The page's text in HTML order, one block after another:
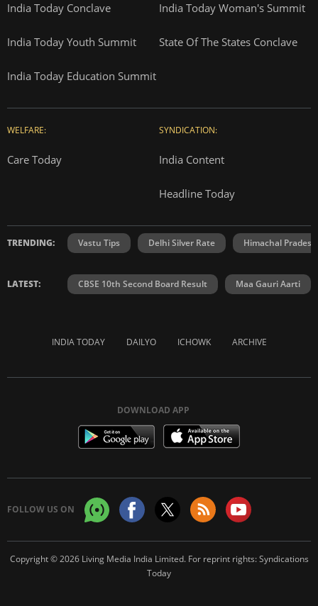
India Today Conclave India Today Woman's Summit
India Today Youth Summit State Of The States Conclave
India Today Education Summit
WELFARE:
Care Today
SYNDICATION:
India Content
Headline Today
TRENDING: Vastu Tips Delhi Silver Rate Himachal
LATEST: CBSE 10th Second Board Result Maa Gauri Aarti
INDIA TODAY DAILYO ICHOWK ARCHIVE
DOWNLOAD APP
FOLLOW US ON
Copyright © 2026 Living Media India Limited. For reprint rights:Syndications
Today